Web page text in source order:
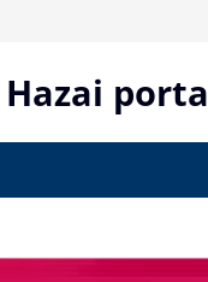
Hazai porta